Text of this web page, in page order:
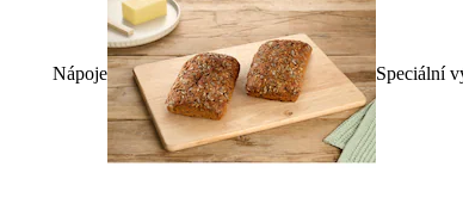
Nápoje Speciální